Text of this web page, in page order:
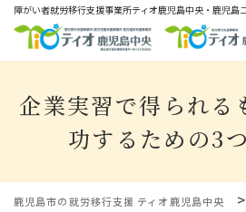
障がい者就労移⾏⽀援事業所ティオ⿅児島中央・鹿児島
企業実習で得られる
功するための3
鹿児島市の就労移行支援 ティオ鹿児島中央 >